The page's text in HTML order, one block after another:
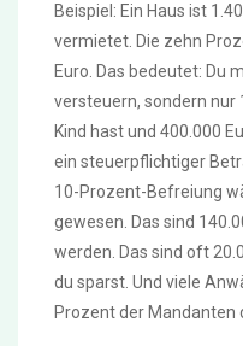
Beispiel: Ein Haus ist
vermietet. Die zehn
Euro. Das bedeutet: Du
versteuern, sondern nur
Kind hast und 400.000
ein steuerpflichtiger
10-Prozent-Befreiung
gewesen. Das sind
werden. Das sind oft
du sparst. Und viele
Prozent der Mandanten